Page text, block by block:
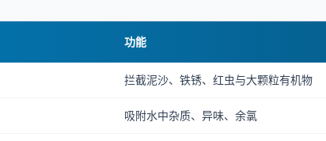
功能
拦截泥沙、铁锈、红虫与大颗粒有机物
吸附水中杂质、异味、余氯